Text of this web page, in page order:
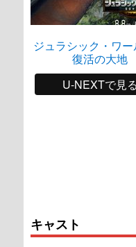
ジュラシック・ワー
復活の大地
U-NEXTで見る
キャスト